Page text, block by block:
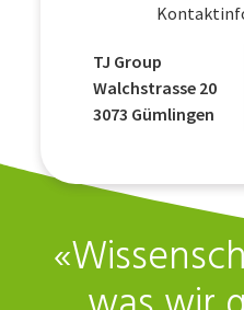
TJ Group
Walchstrasse 20
3073 Gümlingen